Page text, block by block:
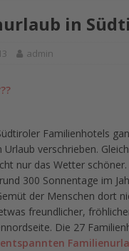
in
admin
Familienhotels
verschrieben.
nur das Wetter
300 Sonnentage im
der Menschen dort
freundlicher,
Die 27